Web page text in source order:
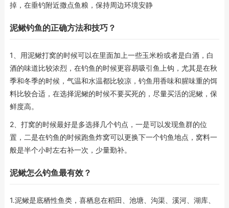
掉，在垂钓附近撒点鱼粮，保持周边环境安静
泥鳅钓鱼的正确方法和技巧？
1、用泥鳅打窝的时候可以在里面加上一些玉米粉或者是白酒，白
酒的味道比较浓烈，在钓鱼的时候更容易吸引鱼上钩，尤其是在秋
季和冬季的时候，气温和水温都比较凉，钓鱼用香味和腥味重的饵
料比较合适，在选择泥鳅的时候不要买死的，尽量买活的泥鳅，保
鲜度高。
2、打窝的时候最好是多选择几个钓点，一是可以发现鱼群的位
置，二是在钓鱼的时候跑鱼炸窝可以更换下一个钓鱼地点，窝料一
般是半个小时左右补一次，少量勤补。
泥鳅怎么钓鱼最有效？
1.泥鳅是底栖性鱼类，喜栖息在稻田、池塘、沟渠、溪河、湖库、